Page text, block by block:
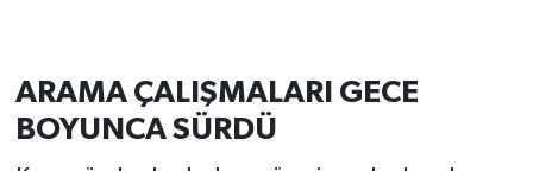
ARAMA ÇALIŞMALARI GECE
BOYUNCA SÜRDÜ